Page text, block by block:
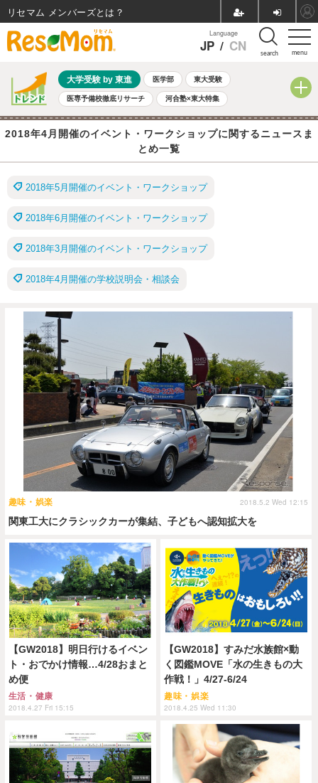
menu
Language
JP / CN search
大学受験 by 東進 医学部 東大受験
医専予備校徹底リサーチ 河合塾×東大特集
親子で考える大学選び 高校受験 中学受験 小学校受験
共通テスト 夏休み 8月開催学校説明会・相談会
全国公立高校 過去問
2018年4月開催のイベント・ワークショップに関するニュースま
とめ一覧
2018年5月開催のイベント・ワークショップ
2018年6月開催のイベント・ワークショップ
2018年3月開催のイベント・ワークショップ
2018年4月開催の学校説明会・相談会
関東工大にクラシックカーが集結、子どもへ認知拡大を
趣味・娯楽 2018.5.2 Wed 12:15
【GW2018】明日行けるイベン
ト・おでかけ情報…4/28おまと
め便
生活・健康
2018.4.27 Fri 15:15
【GW2018】すみだ水族館×動
く図鑑MOVE「水の生きもの大
作戦！」4/27-6/24
趣味・娯楽
2018.4.25 Wed 11:30
リセマム メンバーズ